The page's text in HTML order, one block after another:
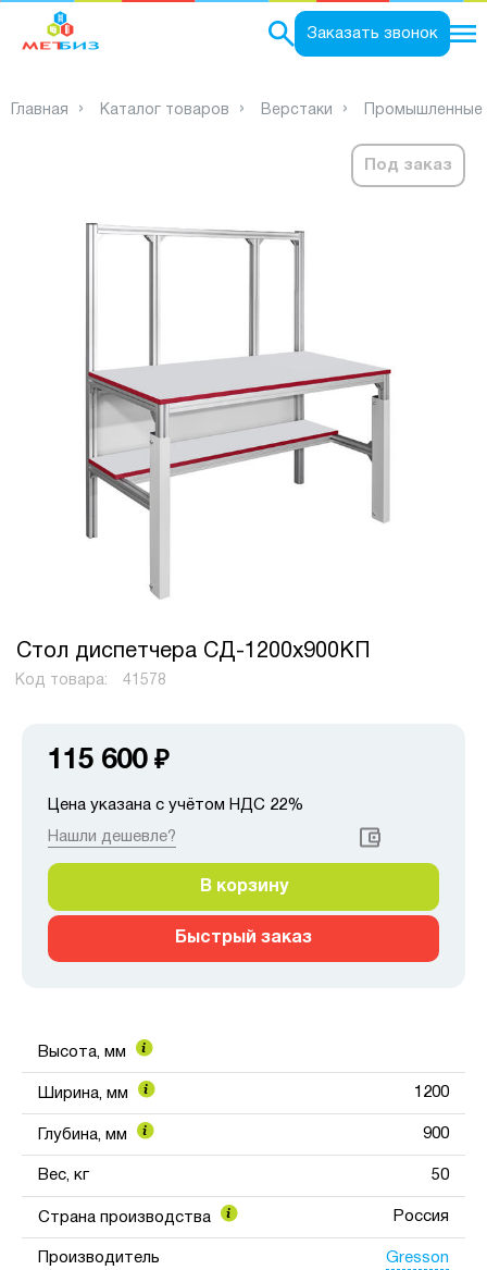
Заказать звонок
Главная Каталог товаров Верстаки Промышленные
Под заказ
Стол диспетчера СД-1200х900КП
Код товара: 41578
115 600 ₽
Цена указана с учётом НДС 22%
Нашли дешевле?
В корзину
Быстрый заказ
Высота, мм
Ширина, мм 1200
Глубина, мм 900
Вес, кг 50
Страна производства Россия
Производитель Gresson